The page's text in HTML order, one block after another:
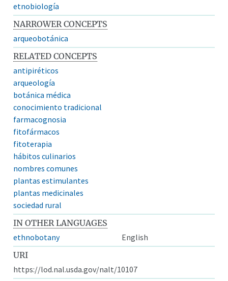
etnobiología
NARROWER CONCEPTS
arqueobotánica
RELATED CONCEPTS
antipiréticos
arqueología
botánica médica
conocimiento tradicional
farmacognosia
fitofármacos
fitoterapia
hábitos culinarios
nombres comunes
plantas estimulantes
plantas medicinales
sociedad rural
IN OTHER LANGUAGES
ethnobotany
English
URI
https://lod.nal.usda.gov/nalt/10107